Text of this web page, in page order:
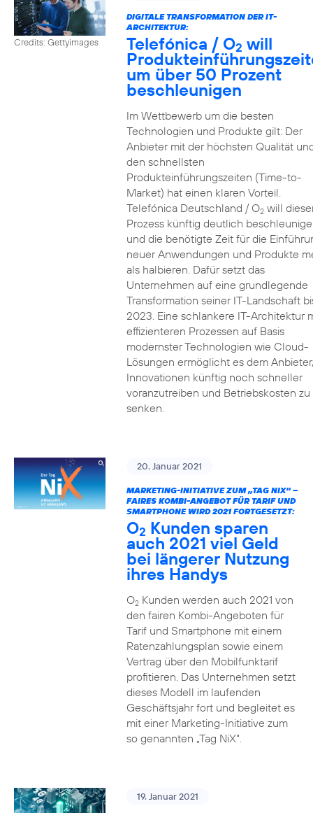
Credits: Gettyimages
DIGITALE TRANSFORMATION DER IT-
ARCHITEKTUR:
Telefónica / O2 will
um über 50 Prozent
beschleunigen
Im Wettbewerb um die besten
Technologien und Produkte gilt: Der
Anbieter mit der höchsten Qualität
den schnellsten
Produkteinführungszeiten (Time-to-
Market) hat einen klaren Vorteil.
Telefónica Deutschland / O2will
Prozess künftig deutlich
und die benötigte Zeit für die
neuer Anwendungen und Produkte
als halbieren. Dafür setzt das
Unternehmen auf eine grundlegende
Transformation seiner IT-Landschaft
2023. Eine schlankere IT-Architektur
effizienteren Prozessen auf Basis
modernster Technologien wie Cloud-
Lösungen ermöglicht es dem Anbieter,
Innovationen künftig noch schneller
voranzutreiben und Betriebskosten zu
senken.
20. Januar 2021
MARKETING-INITIATIVE ZUM „TAG NIX“ –
FAIRES KOMBI-ANGEBOT FÜR TARIF UND
SMARTPHONE WIRD 2021 FORTGESETZT:
O2 Kunden sparen
auch 2021 viel Geld
bei längerer Nutzung
ihres Handys
O2Kunden werden auch 2021 von
den fairen Kombi-Angeboten für
Tarif und Smartphone mit einem
Ratenzahlungsplan sowie einem
Vertrag über den Mobilfunktarif
profitieren. Das Unternehmen setzt
dieses Modell im laufenden
Geschäftsjahr fort und begleitet es
mit einer Marketing-Initiative zum
so genannten „Tag NiX“.
19. Januar 2021